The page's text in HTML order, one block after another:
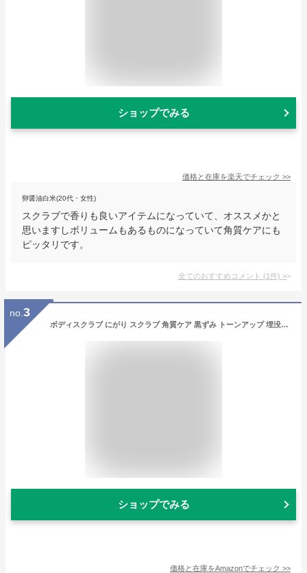
ショップでみる
価格と在庫を楽天でチェック >>
卵醤油白米(20代・女性)
スクラブで香りも良いアイテムになっていて、オススメかと
思いますしボリュームもあるものになっていて角質ケアにも
ピッタリです。
全てのおすすめコメント (1件) >
no. 3
ボディスクラブ にがり スクラブ 角質ケア 黒ずみ トーンアップ 埋没毛 保湿 乾燥 保湿 泡立つタイプ 泡立てネット & バスソルト 30g セット umiral ウミラル
ショップでみる
価格と在庫をAmazonでチェック >>